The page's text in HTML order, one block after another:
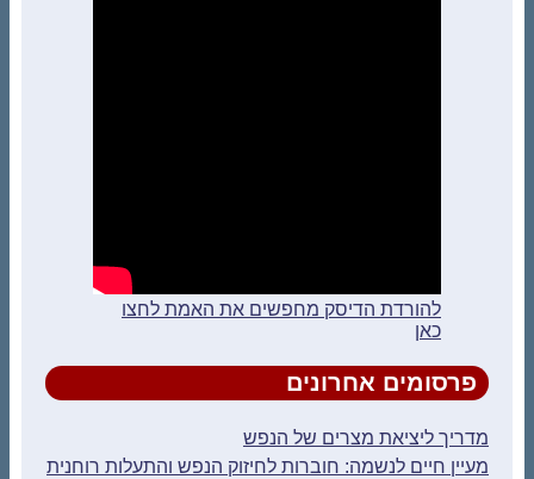
להורדת הדיסק מחפשים את האמת לחצו
כאן
פרסומים אחרונים
מדריך ליציאת מצרים של הנפש
מעיין חיים לנשמה: חוברות לחיזוק הנפש והתעלות רוחנית